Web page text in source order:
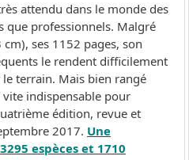
attendu dans le monde des
que professionnels. Malgré
ses 1152 pages, son
le rendent difficilement
terrain. Mais bien rangé
indispensable pour
édition, revue et
2017. Une
espèces et 1710